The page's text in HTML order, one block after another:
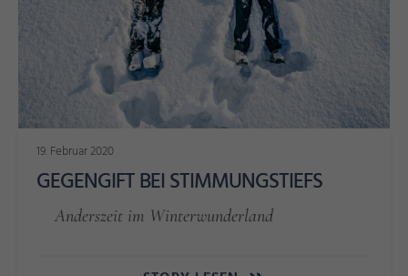
19. Februar 2020
GEGENGIFT BEI STIMMUNGSTIEFS
Anderszeit im Winterwunderland